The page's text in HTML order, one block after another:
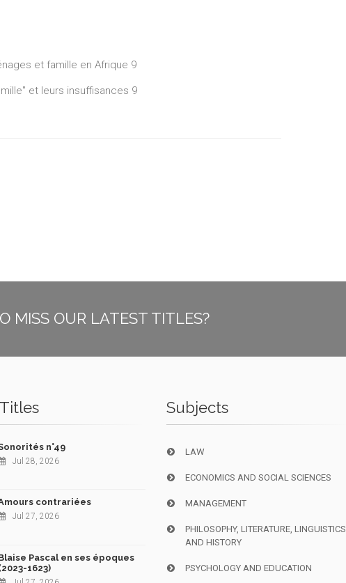
et famille en Afrique 9
et leurs insuffisances 9
MISS OUR LATEST TITLES?
n°49
Jul 28, 2026
contrariées
Jul 27, 2026
Pascal en ses époques
1623)
Subjects
LAW
ECONOMICS AND SOCIAL SCIENCES
MANAGEMENT
PHILOSOPHY, LITERATURE, LINGUISTICS
AND HISTORY
PSYCHOLOGY AND EDUCATION